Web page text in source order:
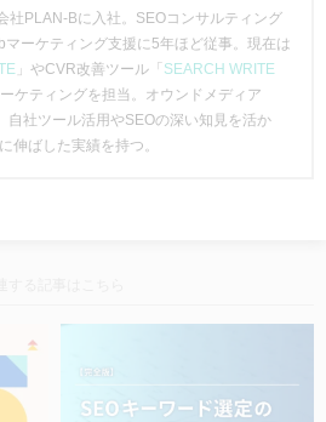
社PLAN-Bに入社。SEOコンサルティング
ーケティング支援に5年ほど従事。現在は
」やCVR改善ツール「 SEARCH WRITE
ケティングを担当。オウンドメディア
自社ツール活用やSEOの深い知見を活か
伸ばした実績を持つ。